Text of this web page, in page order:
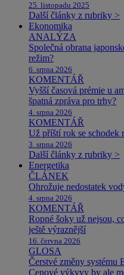
25. listopadu 2025
Další články z rubriky >
Ekonomika
ANALÝZA
Společná obrana
režim?
6. srpna 2026
KOMENTÁŘ
Vyšší časová prémie u
špatná zpráva pro trhy?
4. srpna 2026
KOMENTÁŘ
Už příští rok se schodek
3. srpna 2026
Další články z rubriky >
Energetika
ČLÁNEK
Ohrožuje nedostatek
4. srpna 2026
KOMENTÁŘ
Ropné šoky už nejsou,
ještě výraznější
16. června 2026
GLOSA
Čerstvé změny systému
Cenové výkyvy by ale